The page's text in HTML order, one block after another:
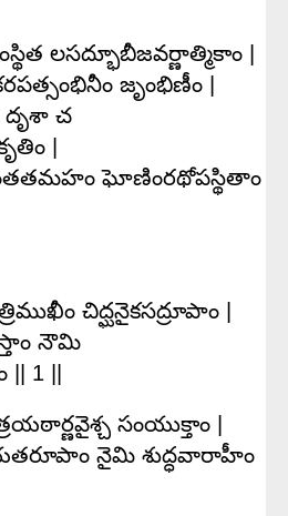
లసద్భూబీజవర్ణాత్మికాం |
జృంభిణీం |
చ
|
ఘోణింరథోపస్థితాం
చిద్ఘనైకసద్రూపాం |
నౌమి
1 ||
సంయుక్తాం |
నైమి శుద్ధవారాహీం